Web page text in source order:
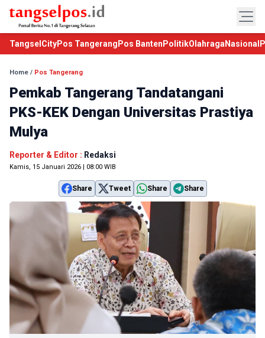
TangselCityPos Tangerang Pos Banten PolitikOlahraga Nasional
Home / Pos Tangerang
Pemkab Tangerang Tandatangani
PKS-KEK Dengan Universitas Prastiya
Mulya
Reporter & Editor : Redaksi
Kamis, 15 Januari 2026 | 08:00 WIB
Share Tweet Share Share